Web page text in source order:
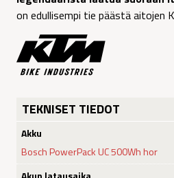
on edullisempi tie päästä aitojen
TEKNISET TIEDOT
Akku
Bosch PowerPack UC 500Wh hor